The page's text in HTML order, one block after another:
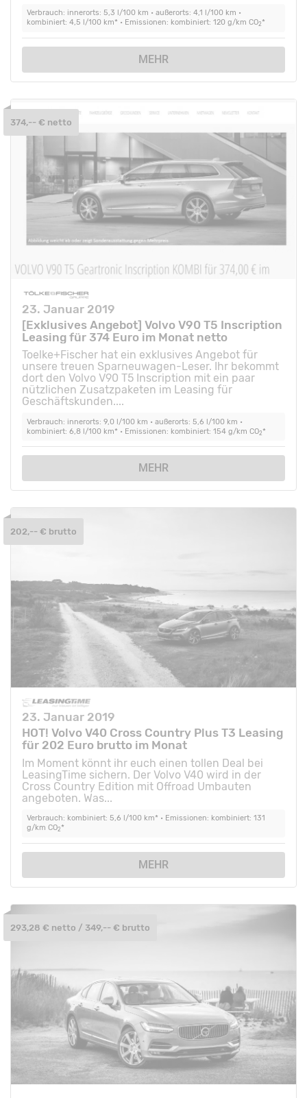
Verbrauch: innerorts: 5,3 l/100 km • außerorts: 4,1 l/100 km •
kombiniert: 4,5 l/100 km* • Emissionen: kombiniert: 120 g/km CO2*
MEHR
23. Januar 2019
[Exklusives Angebot] Volvo V90 T5 Inscription
Leasing für 374 Euro im Monat netto
Toelke+Fischer hat ein exklusives Angebot für
unsere treuen Sparneuwagen-Leser. Ihr bekommt
dort den Volvo V90 T5 Inscription mit ein paar
nützlichen Zusatzpaketen im Leasing für
Geschäftskunden....
Verbrauch: innerorts: 9,0 l/100 km • außerorts: 5,6 l/100 km •
kombiniert: 6,8 l/100 km* • Emissionen: kombiniert: 154 g/km CO2*
MEHR
374,-- € netto
23. Januar 2019
HOT! Volvo V40 Cross Country Plus T3 Leasing
für 202 Euro brutto im Monat
Im Moment könnt ihr euch einen tollen Deal bei
LeasingTime sichern. Der Volvo V40 wird in der
Cross Country Edition mit Offroad Umbauten
angeboten. Was...
Verbrauch: kombiniert: 5,6 l/100 km* • Emissionen: kombiniert: 131
g/km CO2*
MEHR
202,-- € brutto
293,28 € netto / 349,-- € brutto